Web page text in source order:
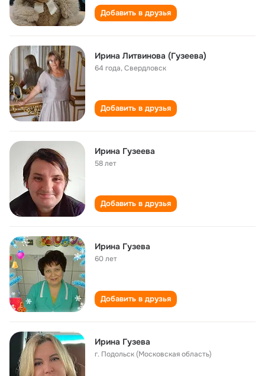
Добавить в друзья
Ирина Литвинова (Гузеева)
64 года,Свердловск
Добавить в друзья
Ирина Гузеева
58 лет
Добавить в друзья
Ирина Гузева
60 лет
Добавить в друзья
Ирина Гузева
г. Подольск (Московская область)